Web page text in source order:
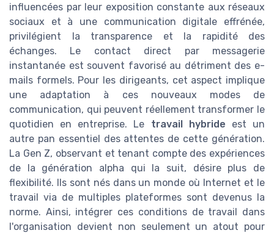
influencées par leur exposition constante aux réseaux
sociaux et à une communication digitale effrénée,
privilégient la transparence et la rapidité des
échanges. Le contact direct par messagerie
instantanée est souvent favorisé au détriment des e-
mails formels. Pour les dirigeants, cet aspect implique
une adaptation à ces nouveaux modes de
communication, qui peuvent réellement transformer le
quotidien en entreprise. Le travail hybride est un
autre pan essentiel des attentes de cette génération.
La Gen Z, observant et tenant compte des expériences
de la génération alpha qui la suit, désire plus de
flexibilité. Ils sont nés dans un monde où Internet et le
travail via de multiples plateformes sont devenus la
norme. Ainsi, intégrer ces conditions de travail dans
l'organisation devient non seulement un atout pour